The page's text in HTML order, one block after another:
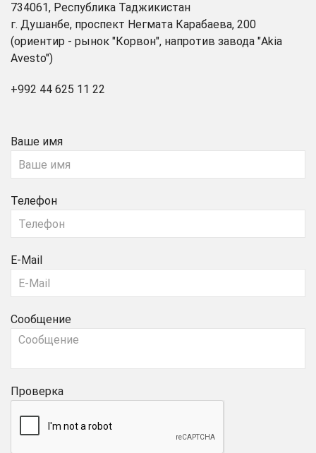
734061, Республика Таджикистан
г. Душанбе, проспект Негмата Карабаева, 200
(ориентир - рынок "Корвон", напротив завода "Akia
Avesto")
+992 44 625 11 22
Ваше имя
Телефон
E-Mail
Сообщение
Проверка